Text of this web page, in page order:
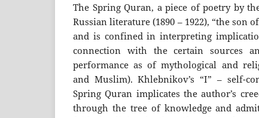
The Spring Quran, a piece of poetry by
Russian literature (1890 – 1922), “the son
and is confined in interpreting
connection with the certain sources
performance as of mythological and
and Muslim). Khlebnikov’s “I” – self-
Spring Quran implicates the author’s
through the tree of knowledge and